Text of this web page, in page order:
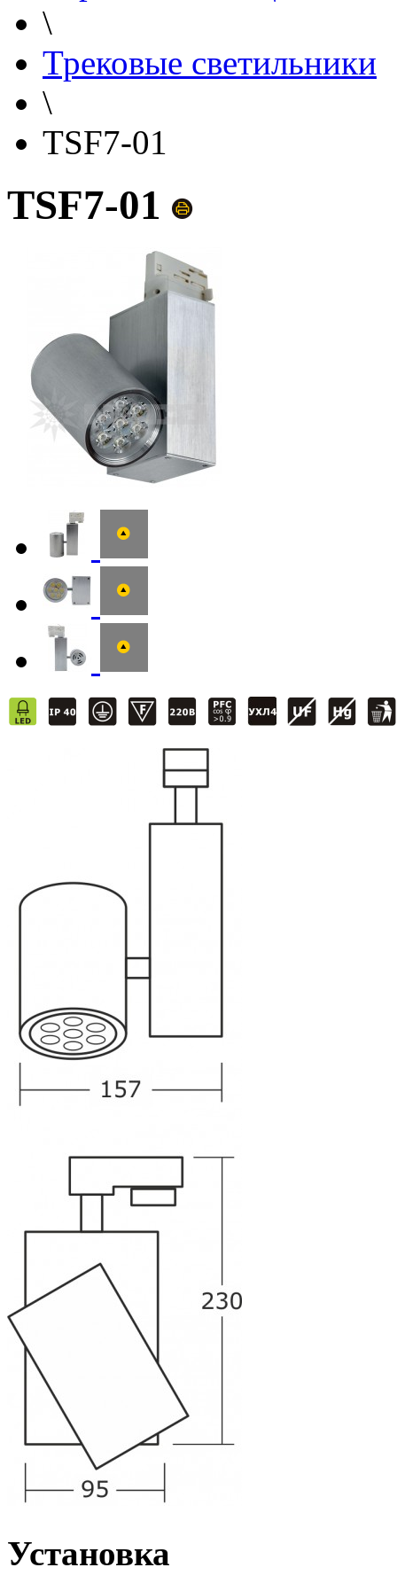
\
Трековые светильники
\
TSF7-01
TSF7-01
Установка